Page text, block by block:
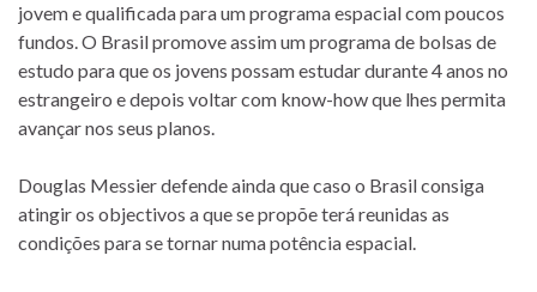
jovem e qualificada para um programa espacial com poucos
fundos. O Brasil promove assim um programa de bolsas de
estudo para que os jovens possam estudar durante 4 anos no
estrangeiro e depois voltar com know-how que lhes permita
avançar nos seus planos.
Douglas Messier defende ainda que caso o Brasil consiga
atingir os objectivos a que se propõe terá reunidas as
condições para se tornar numa potência espacial.